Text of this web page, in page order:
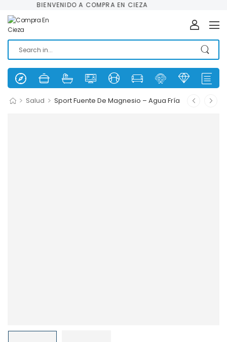
BIENVENIDO A COMPRA EN CIEZA
> Salud > Sport Fuente De Magnesio – Agua Fría